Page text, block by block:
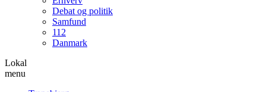
Debat og politik
Samfund
112
Danmark
Lokal
menu